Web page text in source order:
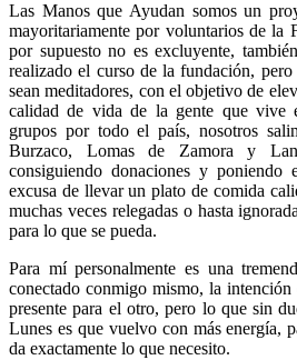
Las Manos que Ayudan somos un
mayoritariamente por voluntarios de la
por supuesto no es excluyente,
realizado el curso de la fundación,
sean meditadores, con el objetivo de
calidad de vida de la gente que vive
grupos por todo el país, nosotros
Burzaco, Lomas de Zamora y
consiguiendo donaciones y
excusa de llevar un plato de comida
muchas veces relegadas o hasta
para lo que se pueda.
Para mí personalmente es una
conectado conmigo mismo, la intención
presente para el otro, pero lo que sin
Lunes es que vuelvo con más energía,
da exactamente lo que necesito.